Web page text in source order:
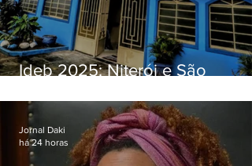
Ideb 2025: Niterói e São
distintos no ensino médio; veja
Jornal Daki
há 24 horas